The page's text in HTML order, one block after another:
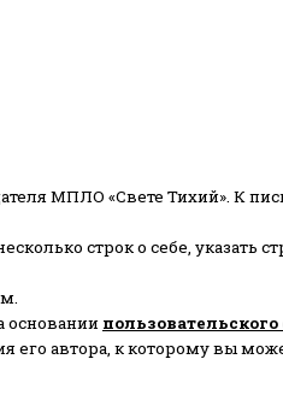
МПЛО «Свете Тихий». К
строк о себе, указать
основании
автора, к которому вы